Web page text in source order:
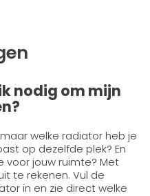
nodig om mijn
welke radiator heb je
op dezelfde plek? En
voor jouw ruimte? Met
te rekenen. Vul de
in en zie direct welke